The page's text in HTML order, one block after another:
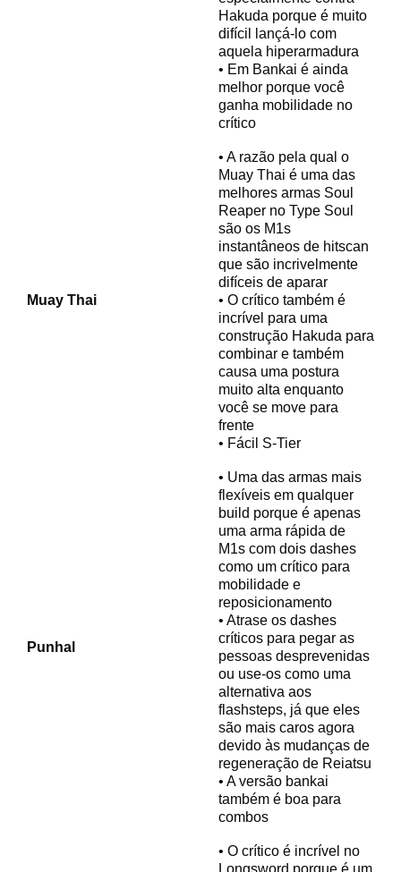
Hakuda porque é muito
difícil lançá-lo com
aquela hiperarmadura
• Em Bankai é ainda
melhor porque você
ganha mobilidade no
crítico
Muay Thai
• A razão pela qual o
Muay Thai é uma das
melhores armas Soul
Reaper no Type Soul
são os M1s
instantâneos de hitscan
que são incrivelmente
difíceis de aparar
• O crítico também é
incrível para uma
construção Hakuda para
combinar e também
causa uma postura
muito alta enquanto
você se move para
frente
• Fácil S-Tier
Punhal
• Uma das armas mais
flexíveis em qualquer
build porque é apenas
uma arma rápida de
M1s com dois dashes
como um crítico para
mobilidade e
reposicionamento
• Atrase os dashes
críticos para pegar as
pessoas desprevenidas
ou use-os como uma
alternativa aos
flashsteps, já que eles
são mais caros agora
devido às mudanças de
regeneração de Reiatsu
• A versão bankai
também é boa para
combos
• O crítico é incrível no